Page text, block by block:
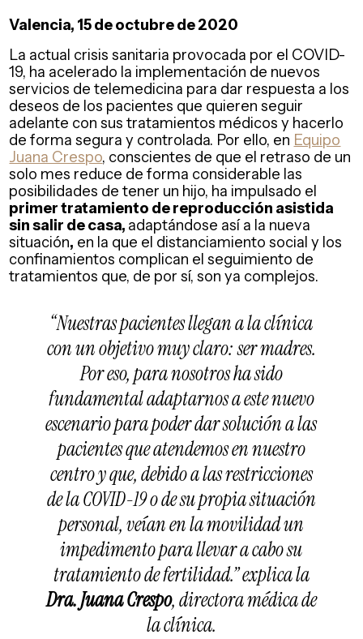
Valencia, 15 de octubre de 2020
La actual crisis sanitaria provocada por el COVID-
19, ha acelerado la implementación de nuevos
servicios de telemedicina para dar respuesta a los
deseos de los pacientes que quieren seguir
adelante con sus tratamientos médicos y hacerlo
de forma segura y controlada. Por ello, en Equipo
Juana Crespo, conscientes de que el retraso de un
solo mes reduce de forma considerable las
posibilidades de tener un hijo, ha impulsado el
primer tratamiento de reproducción asistida
sin salir de casa, adaptándose así a la nueva
situación, en la que el distanciamiento social y los
confinamientos complican el seguimiento de
tratamientos que, de por sí, son ya complejos.
“Nuestras pacientes llegan a la clínica
con un objetivo muy claro: ser madres.
Por eso, para nosotros ha sido
fundamental adaptarnos a este nuevo
escenario para poder dar solución a las
pacientes que atendemos en nuestro
centro y que, debido a las restricciones
de la COVID-19 o de su propia situación
personal, veían en la movilidad un
impedimento para llevar a cabo su
tratamiento de fertilidad.”explica la
Dra. Juana Crespo, directora médica de
la clínica.